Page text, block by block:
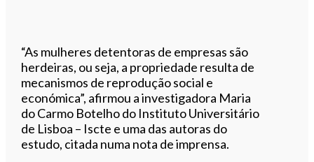
“As mulheres detentoras de empresas são
herdeiras, ou seja, a propriedade resulta de
mecanismos de reprodução social e
económica”, afirmou a investigadora Maria
do Carmo Botelho do Instituto Universitário
de Lisboa – Iscte e uma das autoras do
estudo, citada numa nota de imprensa.